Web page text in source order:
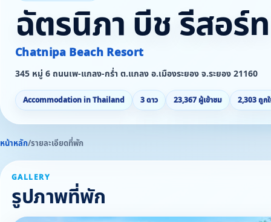
ฉัตรนิภา บีช รีสอร์ท
Chatnipa Beach Resort
345 หมู่ 6 ถนนเพ-แกลง-กร่ำ ต.แกลง อ.เมืองระยอง จ.ระยอง 21160
Accommodation in Thailand 3 ดาว 23,367 ผู้เข้าชม 2,303 ถูก
หน้าหลัก/รายละเอียดที่พัก
GALLERY
รูปภาพที่พัก